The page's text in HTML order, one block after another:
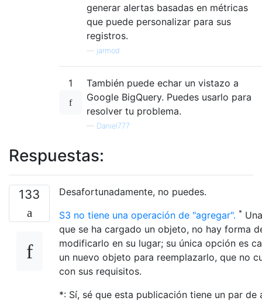
generar alertas basadas en métricas
que puede personalizar para sus
registros.
jarmod
1
También puede echar un vistazo a
Google BigQuery. Puedes usarlo para
resolver tu problema.
— Daniel777
Respuestas:
133
Desafortunadamente, no puedes.
S3 no tiene una operación de "agregar". *
que se ha cargado un objeto, no hay forma
modificarlo en su lugar; su única opción es
un nuevo objeto para reemplazarlo, que no
con sus requisitos.
*: Sí, sé que esta publicación tiene un par de